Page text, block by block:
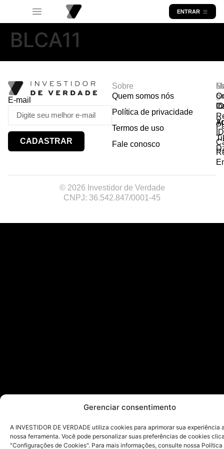
Gerenciar consentimento
A INVESTIDOR DE VERDADE utiliza cookies para aprimorar sua experiência
nossa ferramenta. Você pode personalizar suas preferências de cookies
"Configurações de Cookies". Para mais informações, consulte nossa Política
ENTRAR
BLCA11
E-mail
CADASTRAR
Sobre
Quem somos nós
Política de privacidade
Termos de uso
Fale conosco
© 2026 Investidor de Verdade
CNPJ: 36.542.847/0001-45